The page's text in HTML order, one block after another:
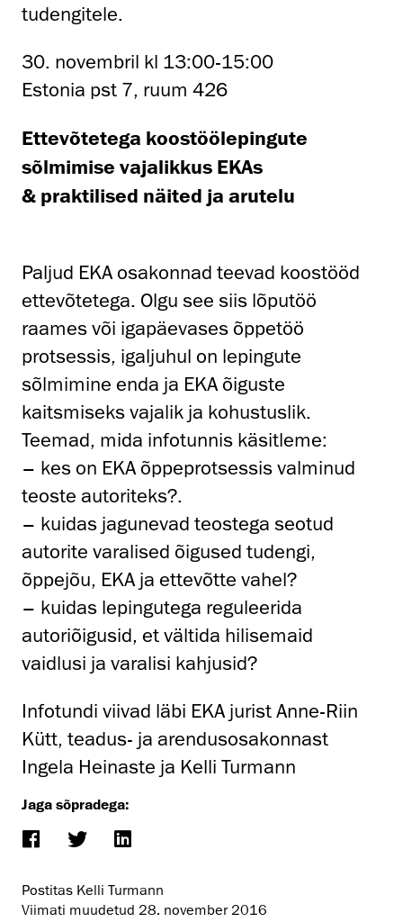
tudengitele.
30. novembril kl 13:00-15:00
Estonia pst 7, ruum 426
Ettevõtetega koostöölepingute
sõlmimise vajalikkus EKAs
& praktilised näited ja arutelu
Paljud EKA osakonnad teevad koostööd
ettevõtetega. Olgu see siis lõputöö
raames või igapäevases õppetöö
protsessis, igaljuhul on lepingute
sõlmimine enda ja EKA õiguste
kaitsmiseks vajalik ja kohustuslik.
Teemad, mida infotunnis käsitleme:
– kes on EKA õppeprotsessis valminud
teoste autoriteks?.
– kuidas jagunevad teostega seotud
autorite varalised õigused tudengi,
õppejõu, EKA ja ettevõtte vahel?
– kuidas lepingutega reguleerida
autoriõigusid, et vältida hilisemaid
vaidlusi ja varalisi kahjusid?
Infotundi viivad läbi EKA jurist Anne-Riin
Kütt, teadus- ja arendusosakonnast
Ingela Heinaste ja Kelli Turmann
Jaga sõpradega:
Postitas Kelli Turmann
Viimati muudetud 28. november 2016